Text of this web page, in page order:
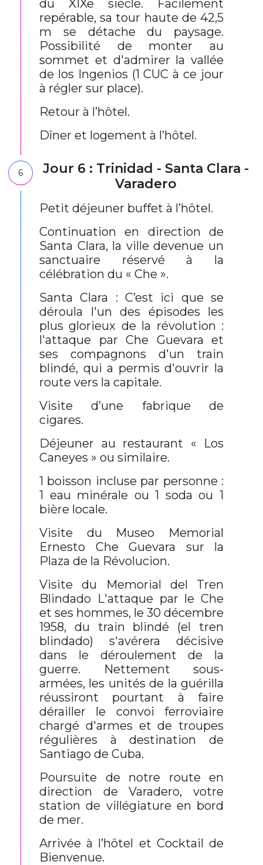
du XIXe siècle. Facilement
repérable, sa tour haute de 42,5
m se détache du paysage.
Possibilité de monter au
sommet et d'admirer la vallée
de los Ingenios (1 CUC à ce jour
à régler sur place).
Retour à l’hôtel.
Dîner et logement à l’hôtel.
6
Jour 6 : Trinidad - Santa Clara -
Varadero
Petit déjeuner buffet à l’hôtel.
Continuation en direction de
Santa Clara, la ville devenue un
sanctuaire réservé à la
célébration du « Che ».
Santa Clara : C’est ici que se
déroula l'un des épisodes les
plus glorieux de la révolution :
l'attaque par Che Guevara et
ses compagnons d'un train
blindé, qui a permis d'ouvrir la
route vers la capitale.
Visite d’une fabrique de
cigares.
Déjeuner au restaurant « Los
Caneyes » ou similaire.
1 boisson incluse par personne :
1 eau minérale ou 1 soda ou 1
bière locale.
Visite du Museo Memorial
Ernesto Che Guevara sur la
Plaza de la Révolucion.
Visite du Memorial del Tren
Blindado L'attaque par le Che
et ses hommes, le 30 décembre
1958, du train blindé (el tren
blindado) s'avérera décisive
dans le déroulement de la
guerre. Nettement sous-
armées, les unités de la guérilla
réussiront pourtant à faire
dérailler le convoi ferroviaire
chargé d'armes et de troupes
régulières à destination de
Santiago de Cuba.
Poursuite de notre route en
direction de Varadero, votre
station de villégiature en bord
de mer.
Arrivée à l’hôtel et Cocktail de
Bienvenue.